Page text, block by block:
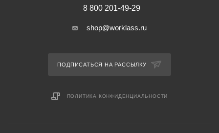
8 800 201-49-29
shop@worklass.ru
ПОДПИСАТЬСЯ НА РАССЫЛКУ
ПОЛИТИКА КОНФИДЕНЦИАЛЬНОСТИ